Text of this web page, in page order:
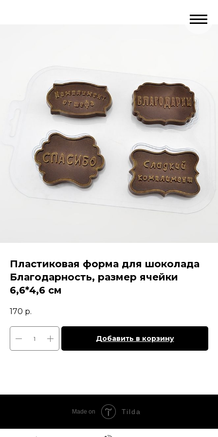
Пластиковая форма для шоколада
Благодарность, размер ячейки
6,6*4,6 см
170 р.
Добавить в корзину
Made on Tilda